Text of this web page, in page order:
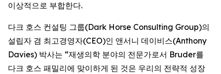
이상적으로 부합한다.
다크 호스 컨설팅 그룹(Dark Horse Consulting Group)의
설립자 겸 최고경영자(CEO)인 앤서니 데이비스(Anthony
Davies) 박사는 “재생의학 분야의 전문가로서 Bruder를
다크 호스 패밀리에 맞이하게 된 것은 우리의 전략적 성장